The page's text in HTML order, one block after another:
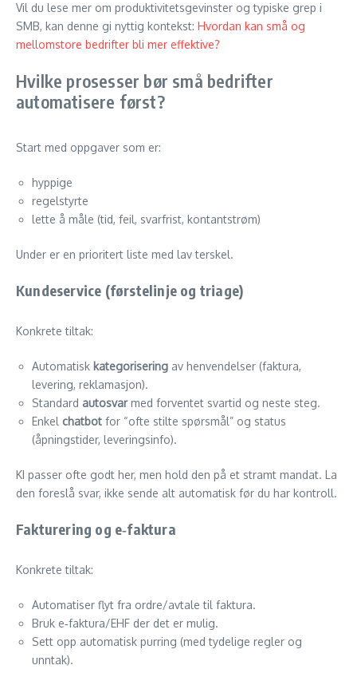
Vil du lese mer om produktivitetsgevinster og typiske grep i
SMB, kan denne gi nyttig kontekst: Hvordan kan små og
mellomstore bedrifter bli mer effektive?
Hvilke prosesser bør små bedrifter
automatisere først?
Start med oppgaver som er:
hyppige
regelstyrte
lette å måle (tid, feil, svarfrist, kontantstrøm)
Under er en prioritert liste med lav terskel.
Kundeservice (førstelinje og triage)
Konkrete tiltak:
Automatisk kategorisering av henvendelser (faktura,
levering, reklamasjon).
Standard autosvarmed forventet svartid og neste steg.
Enkel chatbot for “ofte stilte spørsmål” og status
(åpningstider, leveringsinfo).
KI passer ofte godt her, men hold den på et stramt mandat. La
den foreslå svar, ikke sende alt automatisk før du har kontroll.
Fakturering og e‑faktura
Konkrete tiltak:
Automatiser flyt fra ordre/avtale til faktura.
Bruk e‑faktura/EHF der det er mulig.
Sett opp automatisk purring (med tydelige regler og
unntak).